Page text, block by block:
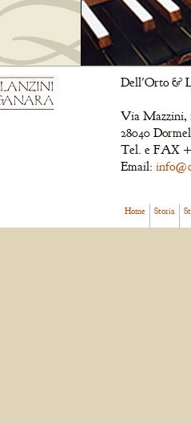
Dell'Orto &
Via Mazzini,
28040
Tel. e FAX
Email:
Home Storia